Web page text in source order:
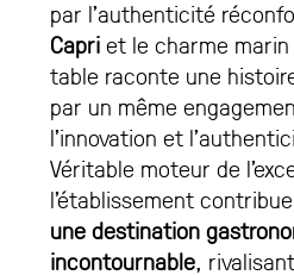
par l’authenticité
Capriet le charme marin
table raconte une
par un même
l’innovation et
Véritable moteur de
l’établissement
une destination
incontournable,